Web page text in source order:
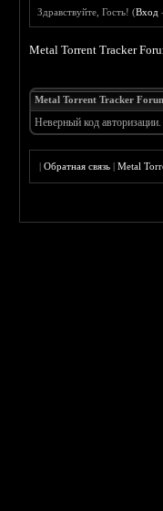
Здравствуйте, Гость! (Вход
Metal Torrent Tracker
Metal Torrent Tracker
Неверный код
|Обратная связь |Metal